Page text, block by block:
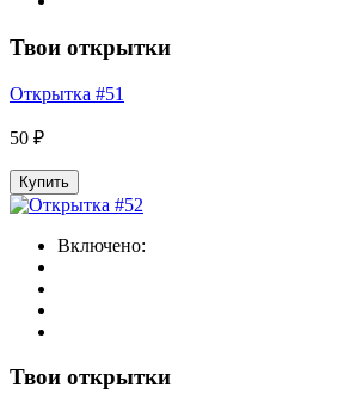
Твои открытки
Открытка #51
50 ₽
Купить
Включено:
Твои открытки